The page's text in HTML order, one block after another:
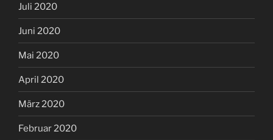
Juli 2020
Juni 2020
Mai 2020
April 2020
März 2020
Februar 2020